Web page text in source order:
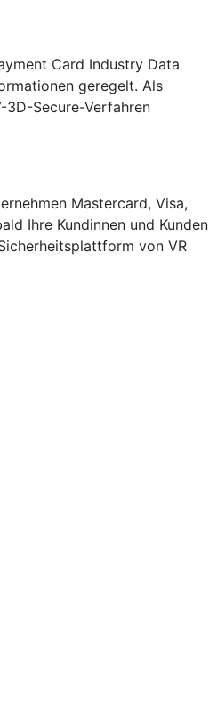
Card Industry Data
geregelt. Als
3D-Secure-Verfahren
Mastercard, Visa,
Ihre Kundinnen und Kunden
von VR